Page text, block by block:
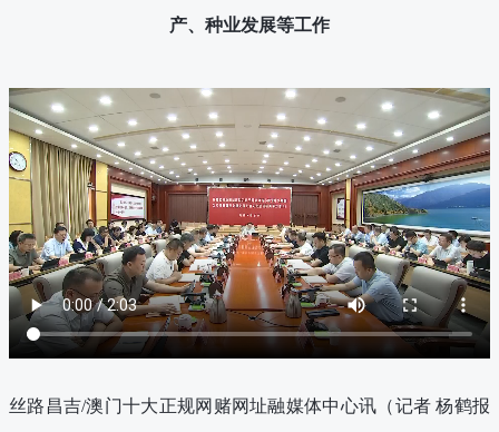
产、种业发展等工作
丝路昌吉/澳门十大正规网赌网址融媒体中心讯（记者 杨鹤报